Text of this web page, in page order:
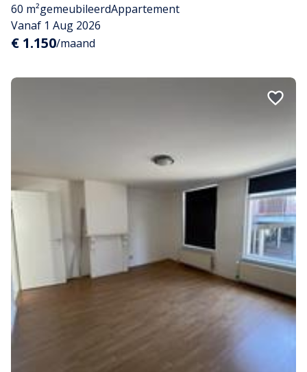
60 m²gemeubileerdAppartement
Vanaf 1 Aug 2026
€ 1.150/maand